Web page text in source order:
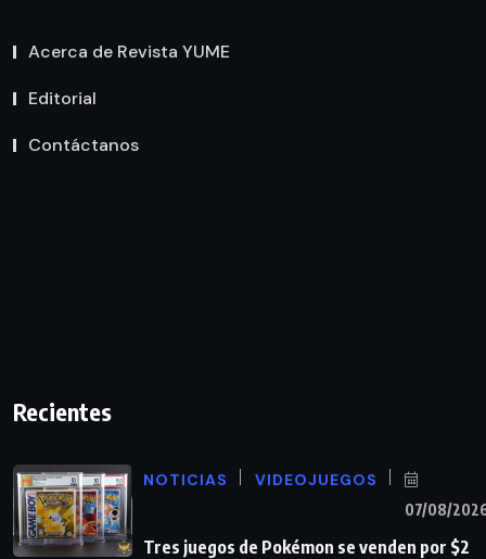
Acerca de Revista YUME
Editorial
Contáctanos
Recientes
NOTICIAS VIDEOJUEGOS
07/08/
Tres juegos de Pokémon se venden por $2